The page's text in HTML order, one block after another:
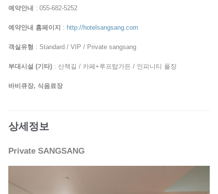
예약안내 : 055-682-5252
예약안내 홈페이지 : http://hotelsangsang.com
객실유형 : Standard / VIP / Private sangsang
부대시설 (기타) : 산책길 / 카페+루프탑가든 / 인피니티 풀장
바비큐장, 식음료장
상세정보
Private SANGSANG